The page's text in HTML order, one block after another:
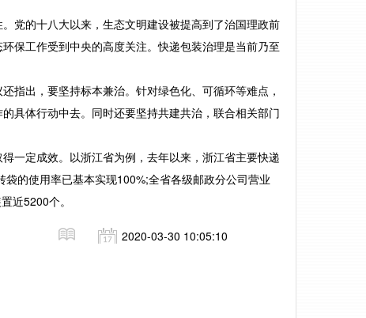
的十八大以来，生态文明建设被提高到了治国理政前
保工作受到中央的高度关注。快递包装治理是当前乃至
出，要坚持标本兼治。针对绿色化、可循环等难点，
具体行动中去。同时还要坚持共建共治，联合相关部门
定成效。以浙江省为例，去年以来，浙江省主要快递
的使用率已基本实现100%;全省各级邮政分公司营业
近5200个。
2020-03-30 10:05:10